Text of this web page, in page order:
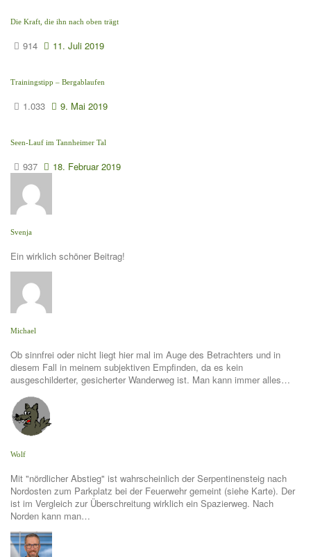
Die Kraft, die ihn nach oben trägt
914 11. Juli 2019
Trainingstipp – Bergablaufen
1.033 9. Mai 2019
Seen-Lauf im Tannheimer Tal
937 18. Februar 2019
Svenja
Ein wirklich schöner Beitrag!
Michael
Ob sinnfrei oder nicht liegt hier mal im Auge des Betrachters und in
diesem Fall in meinem subjektiven Empfinden, da es kein
ausgeschilderter, gesicherter Wanderweg ist. Man kann immer alles…
Wolf
Mit "nördlicher Abstieg" ist wahrscheinlich der Serpentinensteig nach
Nordosten zum Parkplatz bei der Feuerwehr gemeint (siehe Karte). Der
ist im Vergleich zur Überschreitung wirklich ein Spazierweg. Nach
Norden kann man…